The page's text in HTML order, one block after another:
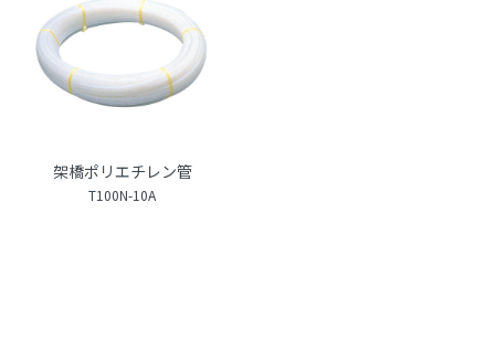
架橋ポリエチレン管
T100N-10A